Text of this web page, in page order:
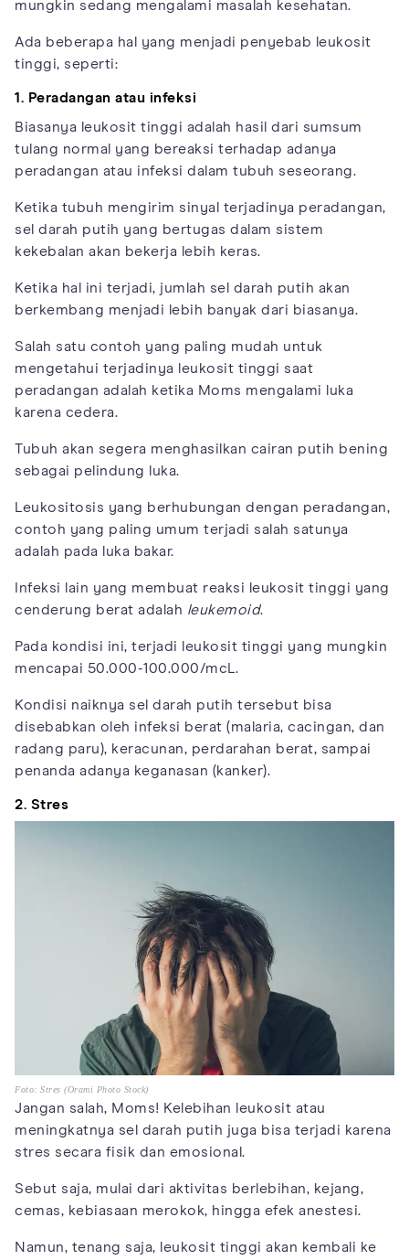
mungkin sedang mengalami masalah kesehatan.
Ada beberapa hal yang menjadi penyebab leukosit
tinggi, seperti:
1. Peradangan atau infeksi
Biasanya leukosit tinggi adalah hasil dari sumsum
tulang normal yang bereaksi terhadap adanya
peradangan atau infeksi dalam tubuh seseorang.
Ketika tubuh mengirim sinyal terjadinya peradangan,
sel darah putih yang bertugas dalam sistem
kekebalan akan bekerja lebih keras.
Ketika hal ini terjadi, jumlah sel darah putih akan
berkembang menjadi lebih banyak dari biasanya.
Salah satu contoh yang paling mudah untuk
mengetahui terjadinya leukosit tinggi saat
peradangan adalah ketika Moms mengalami luka
karena cedera.
Tubuh akan segera menghasilkan cairan putih bening
sebagai pelindung luka.
Leukositosis yang berhubungan dengan peradangan,
contoh yang paling umum terjadi salah satunya
adalah pada luka bakar.
Infeksi lain yang membuat reaksi leukosit tinggi yang
cenderung berat adalah leukemoid.
Pada kondisi ini, terjadi leukosit tinggi yang mungkin
mencapai 50.000-100.000/mcL.
Kondisi naiknya sel darah putih tersebut bisa
disebabkan oleh infeksi berat (malaria, cacingan, dan
radang paru), keracunan, perdarahan berat, sampai
penanda adanya keganasan (kanker).
2. Stres
Foto: Stres (Orami Photo Stock)
Jangan salah, Moms! Kelebihan leukosit atau
meningkatnya sel darah putih juga bisa terjadi karena
stres secara fisik dan emosional.
Sebut saja, mulai dari aktivitas berlebihan, kejang,
cemas, kebiasaan merokok, hingga efek anestesi.
Namun, tenang saja, leukosit tinggi akan kembali ke